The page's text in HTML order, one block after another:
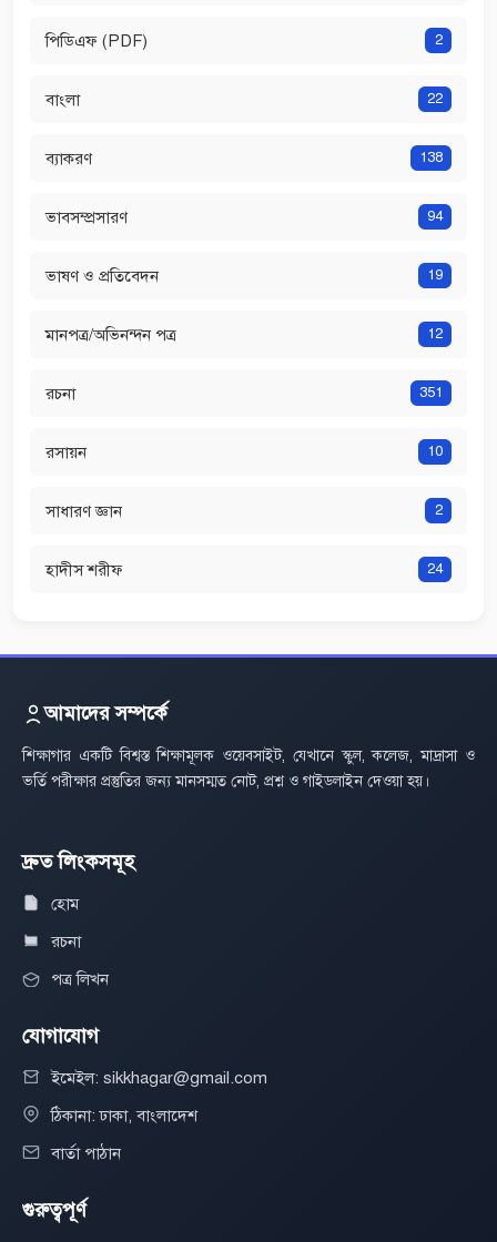
পিডিএফ (PDF) 2
বাংলা 22
ব্যাকরণ 138
ভাবসম্প্রসারণ 94
ভাষণ ও প্রতিবেদন 19
মানপত্র/অভিনন্দন পত্র 12
রচনা 351
রসায়ন 10
সাধারণ জ্ঞান 2
হাদীস শরীফ 24
আমাদের সম্পর্কে
শিক্ষাগার একটি বিশ্বস্ত শিক্ষামূলক ওয়েবসাইট, যেখানে স্কুল, কলেজ, মাদ্রাসা ও
ভর্তি পরীক্ষার প্রস্তুতির জন্য মানসম্মত নোট, প্রশ্ন ও গাইডলাইন দেওয়া হয়।
দ্রুত লিংকসমূহ
হোম
রচনা
পত্র লিখন
যোগাযোগ
ইমেইল: sikkhagar@gmail.com
ঠিকানা: ঢাকা, বাংলাদেশ
বার্তা পাঠান
গুরুত্বপূর্ণ